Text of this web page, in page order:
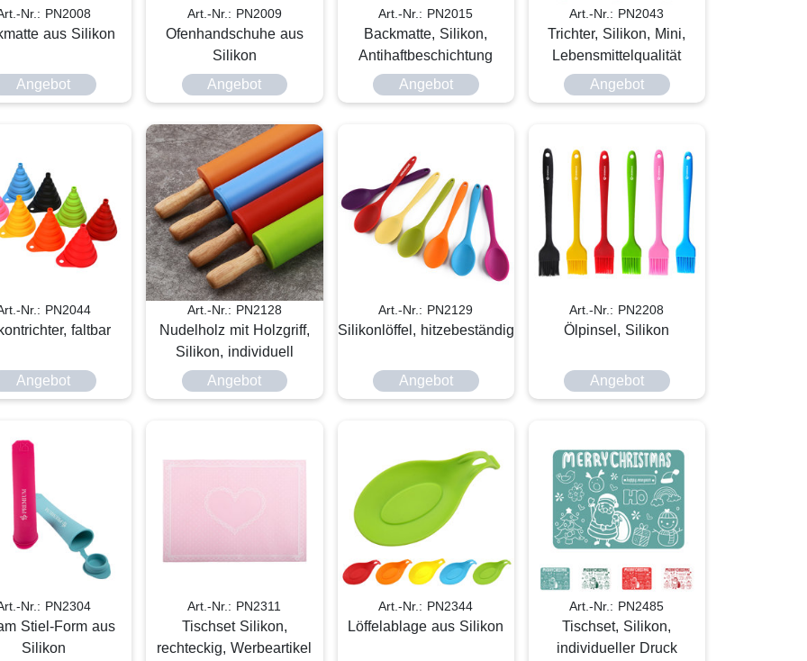
Nr.: PN2008
aus Silikon
Angebot
Art.-Nr.: PN2009
Ofenhandschuhe aus
Silikon
Angebot
Art.-Nr.: PN2015
Backmatte, Silikon,
Antihaftbeschichtung
Angebot
Art.-Nr.: PN2043
Trichter, Silikon, Mini,
Lebensmittelqualität
Angebot
Nr.: PN2044
faltbar
Angebot
Art.-Nr.: PN2128
Nudelholz mit Holzgriff,
Silikon, individuell
Angebot
Art.-Nr.: PN2129
Silikonlöffel, hitzebeständig
Angebot
Art.-Nr.: PN2208
Ölpinsel, Silikon
Angebot
Nr.: PN2304
Stiel-Form aus
Silikon
Art.-Nr.: PN2311
Tischset Silikon,
rechteckig, Werbeartikel
Art.-Nr.: PN2344
Löffelablage aus Silikon
Art.-Nr.: PN2485
Tischset, Silikon,
individueller Druck